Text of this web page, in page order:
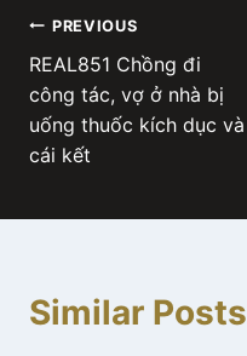
Post
navigation
PREVIOUS
REAL851 Chồng đi
công tác, vợ ở nhà bị
uống thuốc kích dục và
cái kết
Similar Posts